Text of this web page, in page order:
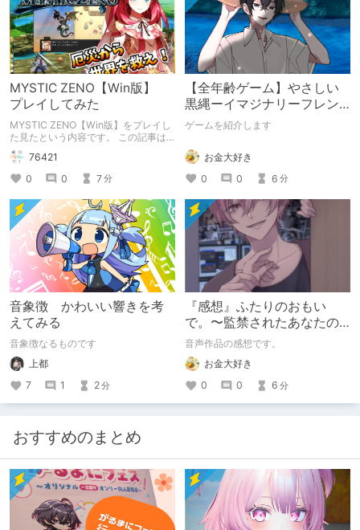
MYSTIC ZENO【Win版】
プレイしてみた
MYSTIC ZENO【Win版】をプレイし
た見たという内容です。 この記事は
通常のクリエイターズ記事です。
76421
0
0 7分
【全年齢ゲーム】やさしい
黒縄ーイマジナリーフレン
ドの「彼」と過ごすおぼん
ゲームを紹介します
お金大好き
0
0 6 分
音象徴 かわいい響きを考
えてみる
音象徴なるものです
上都
7
1 2分
『感想』ふたりのおもい
で。〜監禁されたあなたの
末路〜【がるまに限定特典
付き】
音声作品の感想です。
お金大好き
0
0 6 分
おすすめのまとめ